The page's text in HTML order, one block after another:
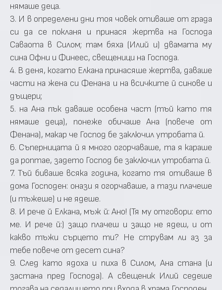
нямаше деца.
3. И в определени дни тоя човек отиваше от града
си да се покланя и принася жертва на Господа
Саваота в Силом; там бяха (Илий и) двамата му
сина Офни и Финеес, свещеници на Господа.
4. В деня, когато Елкана принасяше жертва, даваше
части на жена си Фенана и на всичките й синове и
дъщери;
5. на Ана пък даваше особена част (тъй като тя
нямаше деца), понеже обичаше Ана (повече от
Фенана), макар че Господ бе заключил утробата й.
6. Съперницата й я много огорчаваше, та я караше
да роптае, задето Господ бе заключил утробата й.
7. Тъй биваше всяка година, когато тя отиваше в
дома Господен: онази я огорчаваше, а тази плачеше
(и тъжеше) и не ядеше.
8. И рече й Елкана, мъж й: Ано! (Тя му отговори: ето
ме. И рече й:) защо плачеш и защо не ядеш, и от
какво тъжи сърцето ти? Не струвам ли аз за
тебе повече от десет сина?
9. След като ядоха и пиха в Силом, Ана стана (и
застана пред Господа). А свещеник Илий седеше